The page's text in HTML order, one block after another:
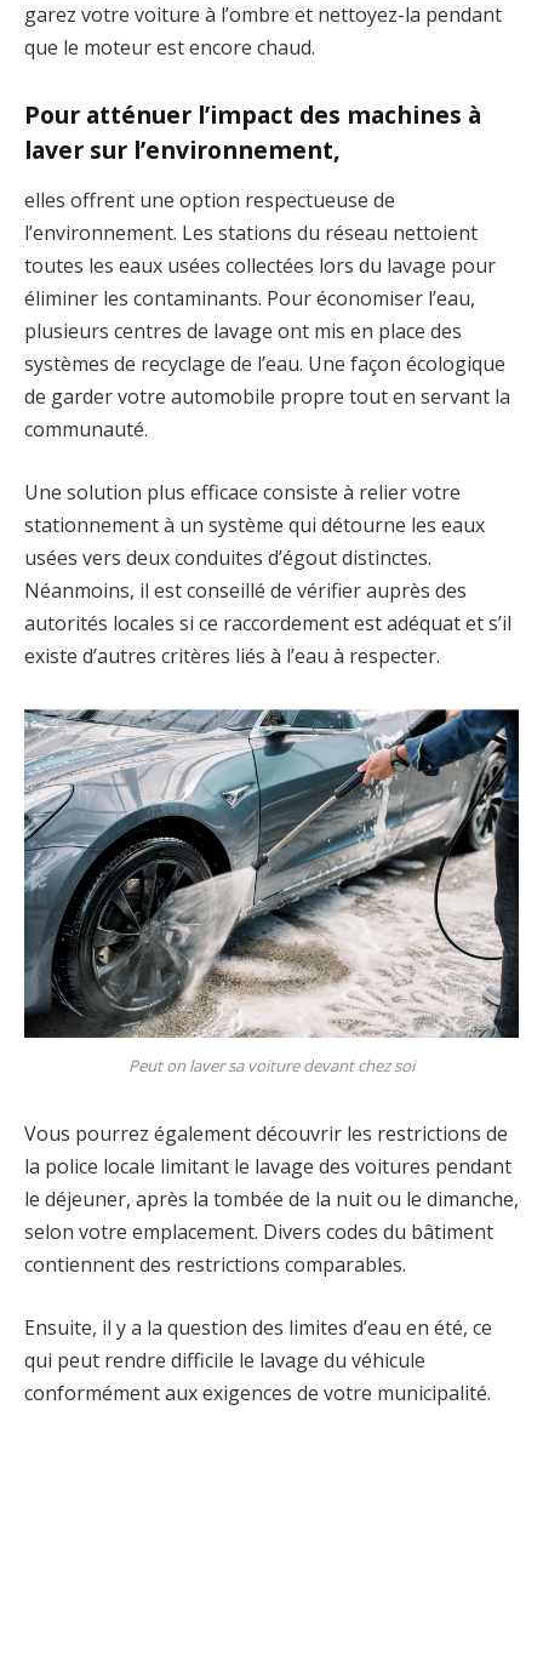
garez votre voiture à l’ombre et nettoyez-la pendant
que le moteur est encore chaud.
Pour atténuer l’impact des machines à
laver sur l’environnement,
elles offrent une option respectueuse de
l’environnement. Les stations du réseau nettoient
toutes les eaux usées collectées lors du lavage pour
éliminer les contaminants. Pour économiser l’eau,
plusieurs centres de lavage ont mis en place des
systèmes de recyclage de l’eau. Une façon écologique
de garder votre automobile propre tout en servant la
communauté.
Une solution plus efficace consiste à relier votre
stationnement à un système qui détourne les eaux
usées vers deux conduites d’égout distinctes.
Néanmoins, il est conseillé de vérifier auprès des
autorités locales si ce raccordement est adéquat et s’il
existe d’autres critères liés à l’eau à respecter.
Peut on laver sa voiture devant chez soi
Vous pourrez également découvrir les restrictions de
la police locale limitant le lavage des voitures pendant
le déjeuner, après la tombée de la nuit ou le dimanche,
selon votre emplacement. Divers codes du bâtiment
contiennent des restrictions comparables.
Ensuite, il y a la question des limites d’eau en été, ce
qui peut rendre difficile le lavage du véhicule
conformément aux exigences de votre municipalité.